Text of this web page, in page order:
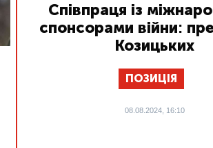
Співпраця із
спонсорами війни:
Козицьких
ПОЗИЦІЯ
08.08.2024, 16:10